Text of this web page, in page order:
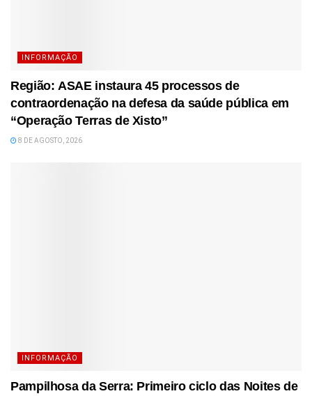
INFORMAÇÃO
Região: ASAE instaura 45 processos de
contraordenação na defesa da saúde pública em
“Operação Terras de Xisto”
8 DE AGOSTO, 2026
INFORMAÇÃO
Pampilhosa da Serra: Primeiro ciclo das Noites de